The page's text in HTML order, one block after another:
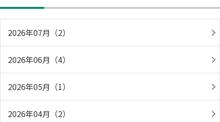
2026年07月（2）
2026年06月（4）
2026年05月（1）
2026年04月（2）